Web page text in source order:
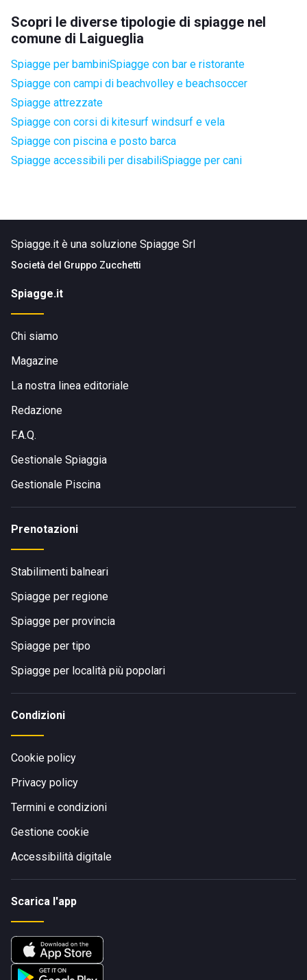
Scopri le diverse tipologie di spiagge nel
comune di Laigueglia
Spiagge per bambiniSpiagge con bar e ristorante
Spiagge con campi di beachvolley e beachsoccer
Spiagge attrezzate
Spiagge con corsi di kitesurf windsurf e vela
Spiagge con piscina e posto barca
Spiagge accessibili per disabiliSpiagge per cani
Spiagge.it è una soluzione Spiagge Srl
Società del Gruppo Zucchetti
Spiagge.it
Chi siamo
Magazine
La nostra linea editoriale
Redazione
F.A.Q.
Gestionale Spiaggia
Gestionale Piscina
Prenotazioni
Stabilimenti balneari
Spiagge per regione
Spiagge per provincia
Spiagge per tipo
Spiagge per località più popolari
Condizioni
Cookie policy
Privacy policy
Termini e condizioni
Gestione cookie
Accessibilità digitale
Scarica l'app